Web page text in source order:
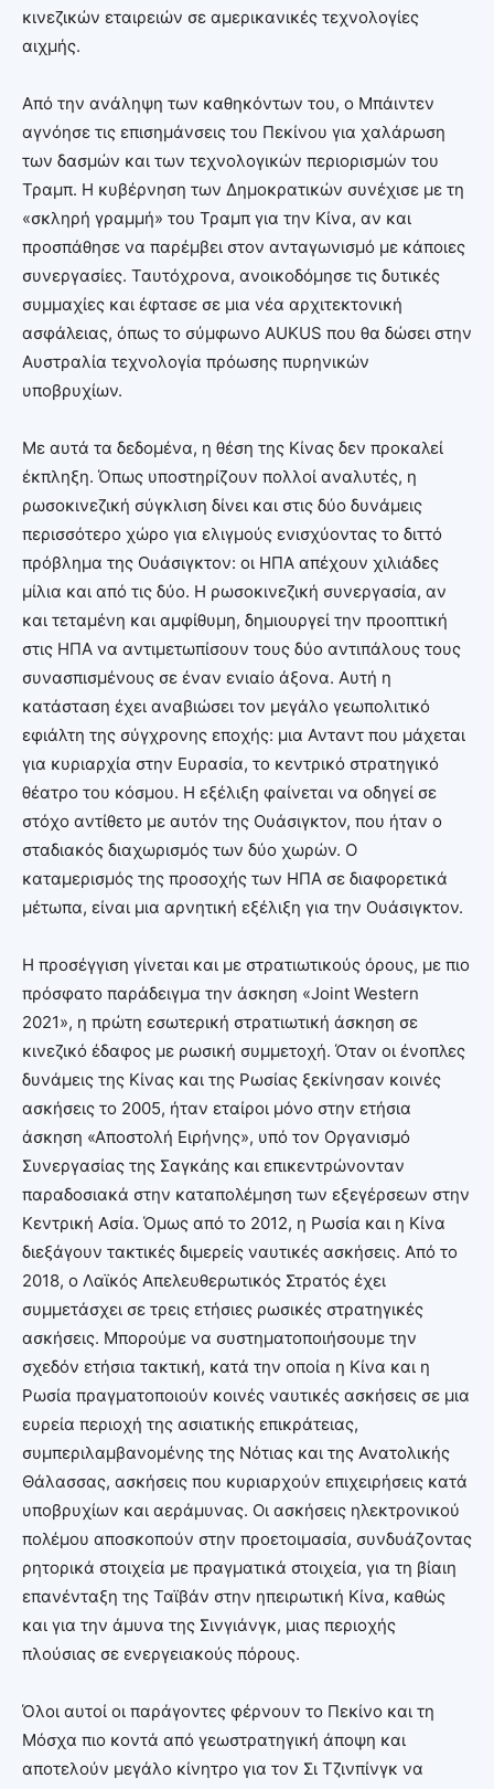
κινεζικών εταιρειών σε αμερικανικές τεχνολογίες
αιχμής.
Από την ανάληψη των καθηκόντων του, ο Μπάιντεν
αγνόησε τις επισημάνσεις του Πεκίνου για χαλάρωση
των δασμών και των τεχνολογικών περιορισμών του
Τραμπ. Η κυβέρνηση των Δημοκρατικών συνέχισε με τη
«σκληρή γραμμή» του Τραμπ για την Κίνα, αν και
προσπάθησε να παρέμβει στον ανταγωνισμό με κάποιες
συνεργασίες. Ταυτόχρονα, ανοικοδόμησε τις δυτικές
συμμαχίες και έφτασε σε μια νέα αρχιτεκτονική
ασφάλειας, όπως το σύμφωνο AUKUS που θα δώσει στην
Αυστραλία τεχνολογία πρόωσης πυρηνικών
υποβρυχίων.
Με αυτά τα δεδομένα, η θέση της Κίνας δεν προκαλεί
έκπληξη. Όπως υποστηρίζουν πολλοί αναλυτές, η
ρωσοκινεζική σύγκλιση δίνει και στις δύο δυνάμεις
περισσότερο χώρο για ελιγμούς ενισχύοντας το διττό
πρόβλημα της Ουάσιγκτον: οι ΗΠΑ απέχουν χιλιάδες
μίλια και από τις δύο. Η ρωσοκινεζική συνεργασία, αν
και τεταμένη και αμφίθυμη, δημιουργεί την προοπτική
στις ΗΠΑ να αντιμετωπίσουν τους δύο αντιπάλους τους
συνασπισμένους σε έναν ενιαίο άξονα. Αυτή η
κατάσταση έχει αναβιώσει τον μεγάλο γεωπολιτικό
εφιάλτη της σύγχρονης εποχής: μια Ανταντ που μάχεται
για κυριαρχία στην Ευρασία, το κεντρικό στρατηγικό
θέατρο του κόσμου. Η εξέλιξη φαίνεται να οδηγεί σε
στόχο αντίθετο με αυτόν της Ουάσιγκτον, που ήταν ο
σταδιακός διαχωρισμός των δύο χωρών. Ο
καταμερισμός της προσοχής των ΗΠΑ σε διαφορετικά
μέτωπα, είναι μια αρνητική εξέλιξη για την Ουάσιγκτον.
Η προσέγγιση γίνεται και με στρατιωτικούς όρους, με πιο
πρόσφατο παράδειγμα την άσκηση «Joint Western
2021», η πρώτη εσωτερική στρατιωτική άσκηση σε
κινεζικό έδαφος με ρωσική συμμετοχή. Όταν οι ένοπλες
δυνάμεις της Κίνας και της Ρωσίας ξεκίνησαν κοινές
ασκήσεις το 2005, ήταν εταίροι μόνο στην ετήσια
άσκηση «Αποστολή Ειρήνης», υπό τον Οργανισμό
Συνεργασίας της Σαγκάης και επικεντρώνονταν
παραδοσιακά στην καταπολέμηση των εξεγέρσεων στην
Κεντρική Ασία. Όμως από το 2012, η Ρωσία και η Κίνα
διεξάγουν τακτικές διμερείς ναυτικές ασκήσεις. Από το
2018, ο Λαϊκός Απελευθερωτικός Στρατός έχει
συμμετάσχει σε τρεις ετήσιες ρωσικές στρατηγικές
ασκήσεις. Μπορούμε να συστηματοποιήσουμε την
σχεδόν ετήσια τακτική, κατά την οποία η Κίνα και η
Ρωσία πραγματοποιούν κοινές ναυτικές ασκήσεις σε μια
ευρεία περιοχή της ασιατικής επικράτειας,
συμπεριλαμβανομένης της Νότιας και της Ανατολικής
Θάλασσας, ασκήσεις που κυριαρχούν επιχειρήσεις κατά
υποβρυχίων και αεράμυνας. Οι ασκήσεις ηλεκτρονικού
πολέμου αποσκοπούν στην προετοιμασία, συνδυάζοντας
ρητορικά στοιχεία με πραγματικά στοιχεία, για τη βίαιη
επανένταξη της Ταϊβάν στην ηπειρωτική Κίνα, καθώς
και για την άμυνα της Σινγιάνγκ, μιας περιοχής
πλούσιας σε ενεργειακούς πόρους.
Όλοι αυτοί οι παράγοντες φέρνουν το Πεκίνο και τη
Μόσχα πιο κοντά από γεωστρατηγική άποψη και
αποτελούν μεγάλο κίνητρο για τον Σι Τζινπίνγκ να